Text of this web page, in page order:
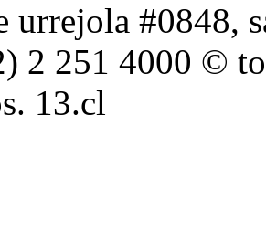
urrejola #0848,
2 251 4000 ©
13.cl